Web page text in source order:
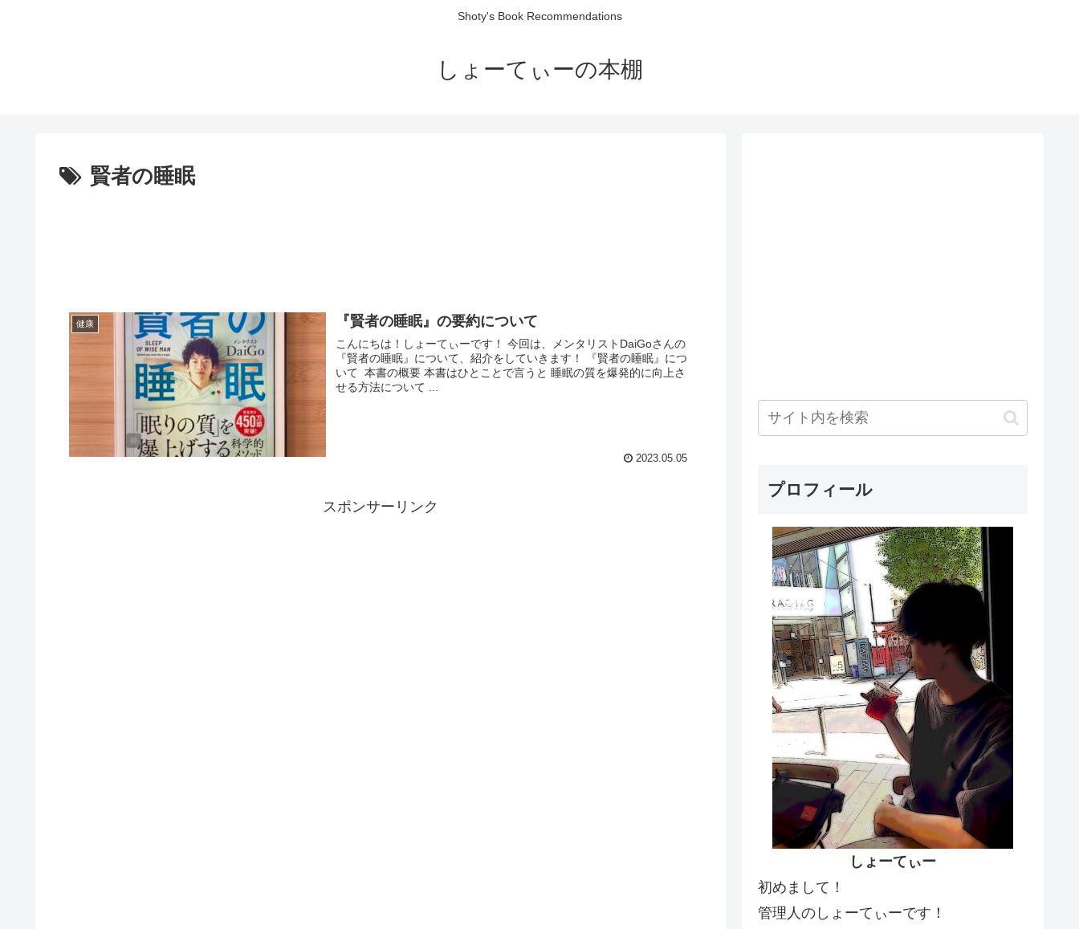
Shoty's Book Recommendations
しょーてぃーの本棚
賢者の睡眠
健康 『賢者の睡眠』の要約について
こんにちは！しょーてぃーです！ 今回は、メンタリストDaiGoさんの
『賢者の睡眠』について、紹介をしていきます！ 『賢者の睡眠』につ
いて 本書の概要 本書はひとことで言うと 睡眠の質を爆発的に向上さ
せる方法について ...
2023.05.05
スポンサーリンク
プロフィール
しょーてぃー
初めまして！
管理人のしょーてぃーです！